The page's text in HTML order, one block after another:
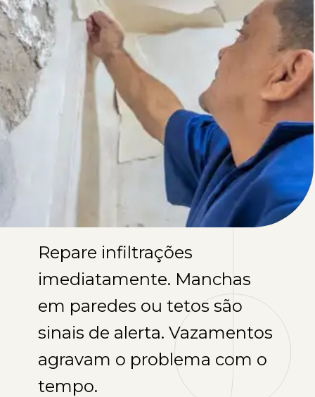
Repare infiltrações
imediatamente. Manchas
em paredes ou tetos são
sinais de alerta. Vazamentos
agravam o problema com o
tempo.